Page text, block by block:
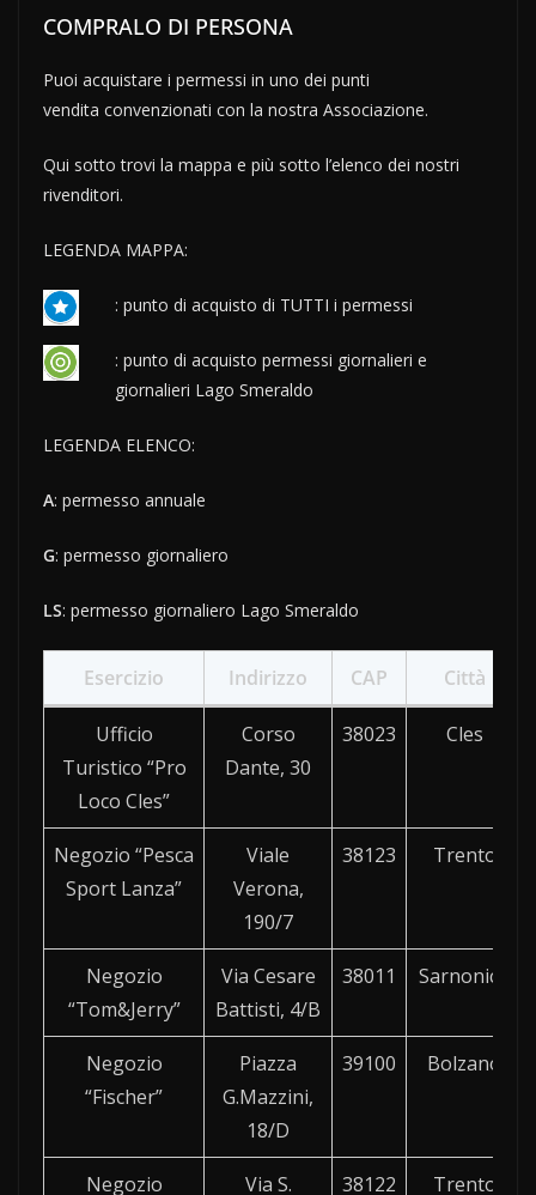
COMPRALO DI PERSONA
Puoi acquistare i permessi in uno dei punti
vendita convenzionati con la nostra Associazione.
Qui sotto trovi la mappa e più sotto l’elenco dei nostri
rivenditori.
LEGENDA MAPPA:
: punto di acquisto di TUTTI i permessi
: punto di acquisto permessi giornalieri e
giornalieri Lago Smeraldo
LEGENDA ELENCO:
A: permesso annuale
G: permesso giornaliero
LS: permesso giornaliero Lago Smeraldo
Esercizio Indirizzo CAP Città
Ufficio
Turistico “Pro
Loco Cles”
Corso
Dante, 30
38023 Cles
Negozio “Pesca
Sport Lanza”
Viale
Verona,
190/7
38123 Trento
Negozio
“Tom&Jerry”
Via Cesare
Battisti, 4/B
38011 Sarnonico
Negozio
“Fischer”
Piazza
G.Mazzini,
18/D
39100 Bolzano
Negozio Via S. 38122 Trento